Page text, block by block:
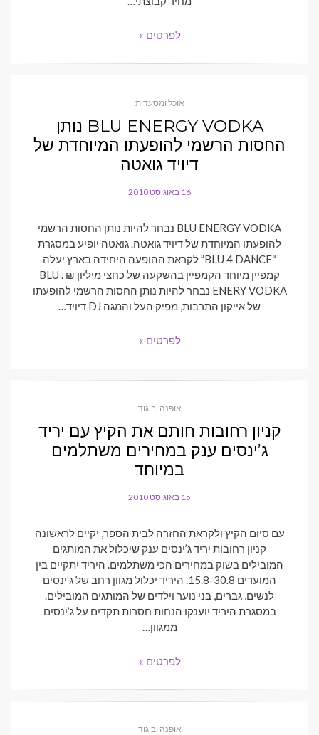
לפרטים »
אוכל ומסעדות
BLU ENERGY VODKA נותן
החסות הרשמי להופעתו המיוחדת של
דיויד גואטה
POSTED
16 באוגוסט 2010
BLU ENERGY VODKA נבחר להיות נותן החסות הרשמי
להופעתו המיוחדת של דיויד גואטה. גואטה יופיע במסגרת
“BLU 4 DANCE” לקראת ההופעה היחידה בארץ יעלה
קמפיין מיוחד הקמפיין בהשקעה של כחצי מיליון ₪ . BLU
ENERY VODKA נבחר להיות נותן החסות הרשמי להופעתו
של אייקון התרבות, מפיק העל והמגה DJ דיויד…
לפרטים »
אופנה וביגוד
קניון רחובות חותם את הקיץ עם יריד
ג’ינסים ענק במחירים משתלמים
במיוחד
POSTED
15 באוגוסט 2010
עם סיום הקיץ ולקראת החזרה לבית הספר, יקיים לראשונה
קניון רחובות יריד ג’ינסים ענק שיכלול את המותגים
המובילים בשוק במחירים הכי משתלמים. היריד יתקיים בין
המועדים 15.8-30.8. היריד יכלול מגוון רחב של ג’ינסים
לנשים, גברים, בני נוער וילדים של המותגים המובילים.
במסגרת היריד יוענקו הנחות חסרות תקדים על ג’ינסים
ממגוון…
לפרטים »
אופנה וביגוד